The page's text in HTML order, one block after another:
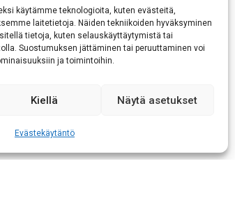
käytämme teknologioita, kuten evästeitä,
laitetietoja. Näiden tekniikoiden hyväksyminen
tietoja, kuten selauskäyttäytymistä tai
Suostumuksen jättäminen tai peruuttaminen voi
ja toimintoihin.
Kiellä Näytä asetukset
Evästekäytäntö